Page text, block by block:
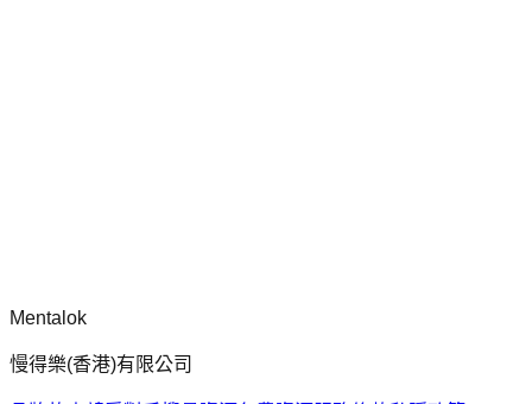
Mentalok
慢得樂(香港)有限公司